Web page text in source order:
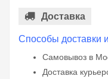
Доставка
Способы доставки
Самовывоз в
Доставка